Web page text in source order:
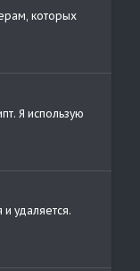
которых
Я использую
удаляется.